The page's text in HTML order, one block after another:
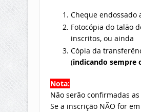
Cheque endossado
Fotocópia do talão
inscritos, ou ainda
Cópia da
(indicando sempre
Nota:
Não serão confirmadas
Se a inscrição NÃO for